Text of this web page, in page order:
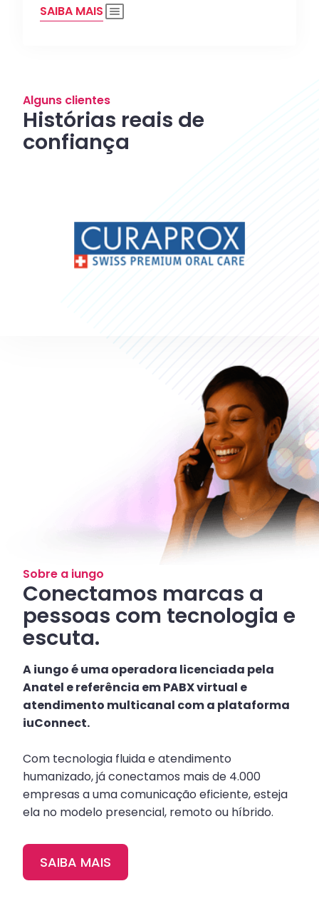
SAIBA MAIS
Alguns clientes
Histórias reais de
confiança
Sobre a iungo
Conectamos marcas a
pessoas com tecnologia e
escuta.
A iungo é uma operadora licenciada pela
Anatel e referência em PABX virtual e
atendimento multicanal com a plataforma
iuConnect.
Com tecnologia fluida e atendimento
humanizado, já conectamos mais de 4.000
empresas a uma comunicação eficiente, esteja
ela no modelo presencial, remoto ou híbrido.
SAIBA MAIS